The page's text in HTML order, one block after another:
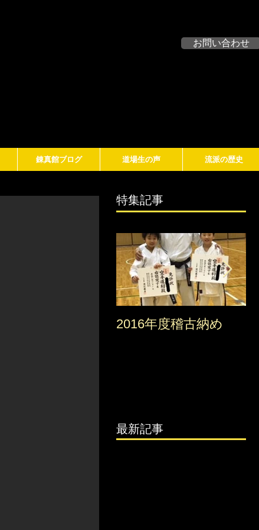
お問い合わせ
錬真館ブログ 道場生の声 流派の歴史
特集記事
2016年度稽古納め
最新記事